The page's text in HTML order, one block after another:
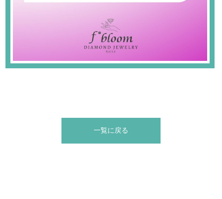
一覧に戻る